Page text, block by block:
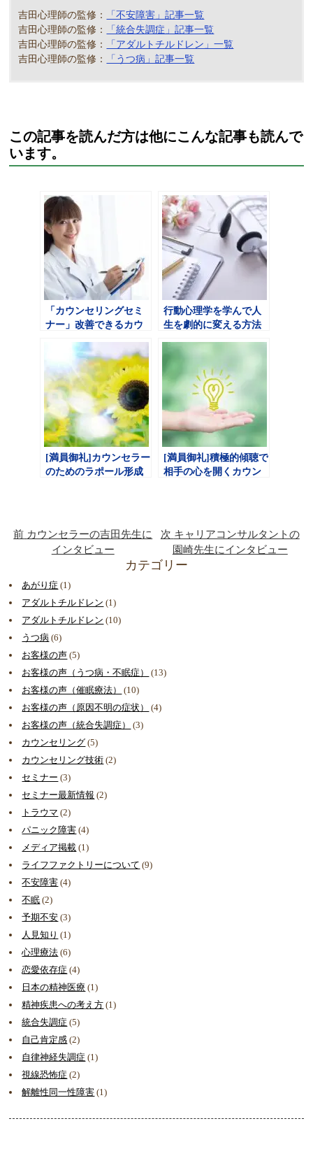
吉田心理師の監修：
「不安障害」記事一覧
吉田心理師の監修：
「統合失調症」記事一覧
吉田心理師の監修：
「アダルトチルドレン」一覧
吉田心理師の監修：
「うつ病」記事一覧
この記事を読んだ方は他にこんな記事も読んで
います。
「カウンセリングセミ
ナー」改善できるカウ
行動心理学を学んで人
生を劇的に変える方法
[満員御礼]カウンセラー
のためのラポール形成
[満員御礼]積極的傾聴で
相手の心を開くカウン
前 カウンセラーの吉田先生に
インタビュー
次 キャリアコンサルタントの
園崎先生にインタビュー
カテゴリー
あがり症 (1)
アダルトチルドレン (1)
アダルトチルドレン (10)
うつ病 (6)
お客様の声 (5)
お客様の声（うつ病・不眠症）
(13)
お客様の声（催眠療法）
(10)
お客様の声（原因不明の症状）
(4)
お客様の声（統合失調症）
(3)
カウンセリング (5)
カウンセリング技術 (2)
セミナー (3)
セミナー最新情報 (2)
トラウマ (2)
パニック障害 (4)
メディア掲載 (1)
ライフファクトリーについて (9)
不安障害 (4)
不眠 (2)
予期不安 (3)
人見知り (1)
心理療法 (6)
恋愛依存症 (4)
日本の精神医療 (1)
精神疾患への考え方 (1)
統合失調症 (5)
自己肯定感 (2)
自律神経失調症 (1)
視線恐怖症 (2)
解離性同一性障害 (1)